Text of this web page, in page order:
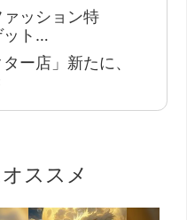
ッション特
ット…
ー店」新たに、
ススメ